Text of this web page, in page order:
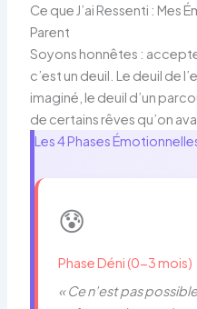
Ce que J’ai Ressenti : Mes
Parent
Soyons honnêtes :
c’est un deuil. Le deuil de
imaginé, le deuil d’un
de certains rêves qu’on
Les 4 Phases
😰
Phase Déni (0-3 mois)
« Ce n’est pas